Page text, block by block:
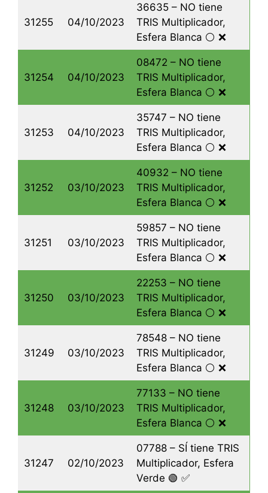
31255 04/10/2023
36635 – NO tiene
TRIS Multiplicador,
Esfera Blanca ⚪️ ❌
31254 04/10/2023
08472 – NO tiene
TRIS Multiplicador,
Esfera Blanca ⚪️ ❌
31253 04/10/2023
35747 – NO tiene
TRIS Multiplicador,
Esfera Blanca ⚪️ ❌
31252 03/10/2023
40932 – NO tiene
TRIS Multiplicador,
Esfera Blanca ⚪️ ❌
31251 03/10/2023
59857 – NO tiene
TRIS Multiplicador,
Esfera Blanca ⚪️ ❌
31250 03/10/2023
22253 – NO tiene
TRIS Multiplicador,
Esfera Blanca ⚪️ ❌
31249 03/10/2023
78548 – NO tiene
TRIS Multiplicador,
Esfera Blanca ⚪️ ❌
31248 03/10/2023
77133 – NO tiene
TRIS Multiplicador,
Esfera Blanca ⚪️ ❌
31247 02/10/2023
07788 – SÍ tiene TRIS
Multiplicador, Esfera
Verde 🟢 ✅